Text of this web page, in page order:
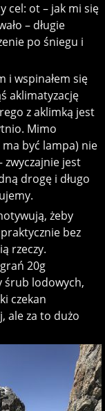
cel: ot – jak mi się
– długie
po śniegu i
i wspinałem się
aklimatyzację
z aklimką jest
Mimo
być lampa) nie
zwyczajnie jest
drogę i długo
żeby
bez
rzeczy.
20g
śrub lodowych,
czekan
ale za to dużo